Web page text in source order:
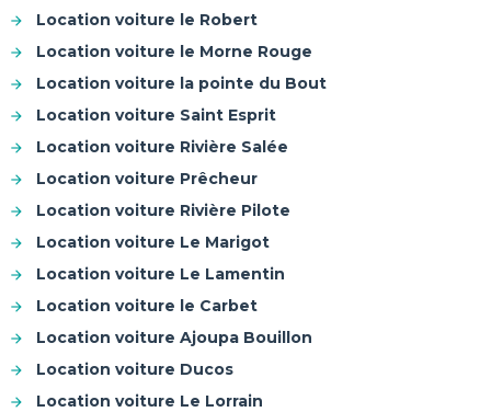
Location voiture le Robert
Location voiture le Morne Rouge
Location voiture la pointe du Bout
Location voiture Saint Esprit
Location voiture Rivière Salée
Location voiture Prêcheur
Location voiture Rivière Pilote
Location voiture Le Marigot
Location voiture Le Lamentin
Location voiture le Carbet
Location voiture Ajoupa Bouillon
Location voiture Ducos
Location voiture Le Lorrain